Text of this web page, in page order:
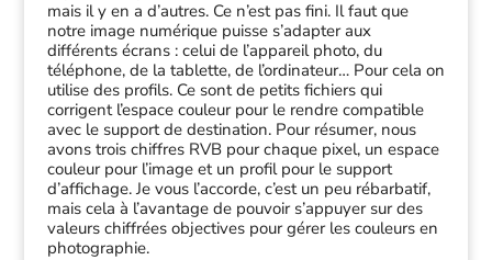
mais il y en a d’autres. Ce n’est pas fini. Il faut que
notre image numérique puisse s’adapter aux
différents écrans : celui de l’appareil photo, du
téléphone, de la tablette, de l’ordinateur… Pour cela on
utilise des profils. Ce sont de petits fichiers qui
corrigent l’espace couleur pour le rendre compatible
avec le support de destination. Pour résumer, nous
avons trois chiffres RVB pour chaque pixel, un espace
couleur pour l’image et un profil pour le support
d’affichage. Je vous l’accorde, c’est un peu rébarbatif,
mais cela à l’avantage de pouvoir s’appuyer sur des
valeurs chiffrées objectives pour gérer les couleurs en
photographie.